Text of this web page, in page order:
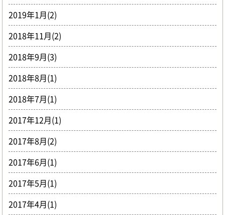
2019年1月(2)
2018年11月(2)
2018年9月(3)
2018年8月(1)
2018年7月(1)
2017年12月(1)
2017年8月(2)
2017年6月(1)
2017年5月(1)
2017年4月(1)